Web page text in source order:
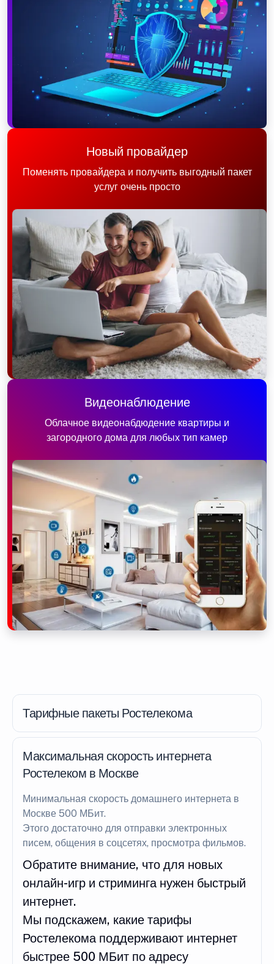
Новый провайдер
Поменять провайдера и получить выгодный пакет
услуг очень просто
Видеонаблюдение
Облачное видеонабдюдение квартиры и
загородного дома для любых тип камер
Тарифные пакеты Ростелекома
Максимальная скорость интернета
Ростелеком в Москве
Минимальная скорость домашнего интернета в
Москве 500 МБит.
Этого достаточно для отправки электронных
писем, общения в соцсетях, просмотра фильмов.
Обратите внимание, что для новых
онлайн-игр и стриминга нужен быстрый
интернет.
Мы подскажем, какие тарифы
Ростелекома поддерживают интернет
быстрее 500 МБит по адресу